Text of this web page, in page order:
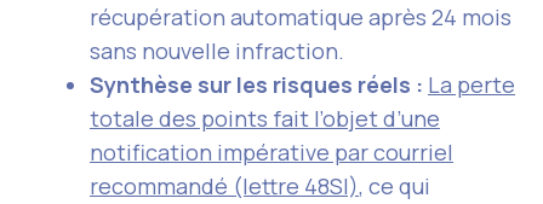
récupération automatique après 24 mois
sans nouvelle infraction.
Synthèse sur les risques réels : La perte
totale des points fait l’objet d’une
notification impérative par courriel
recommandé (lettre 48SI), ce qui